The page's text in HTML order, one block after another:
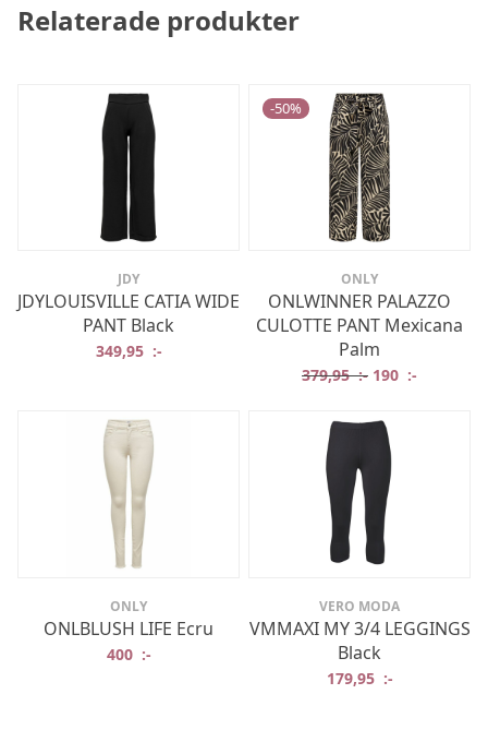
Relaterade produkter
JDY
JDYLOUISVILLE CATIA WIDE
PANT Black
349,95 :-
-50%
ONLY
ONLWINNER PALAZZO
CULOTTE PANT Mexicana
Palm
379,95:- Det
190 :-
ONLY
ONLBLUSH LIFE Ecru
400 :-
VERO MODA
VMMAXI MY 3/4 LEGGINGS
Black
179,95 :-